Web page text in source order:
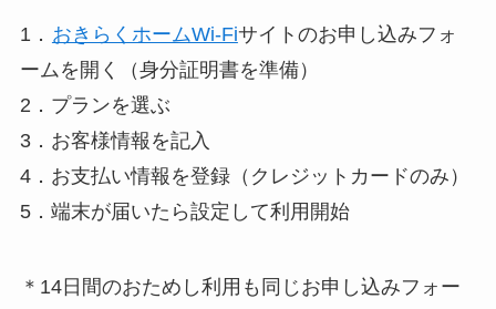
1． おきらくホームWi-Fiサイトのお申し込みフォ
ームを開く（身分証明書を準備）
2．プランを選ぶ
3．お客様情報を記入
4．お支払い情報を登録（クレジットカードのみ）
5．端末が届いたら設定して利用開始
＊14日間のおためし利用も同じお申し込みフォー